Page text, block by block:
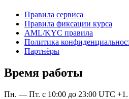
Правила сервиса
Правила фиксации курса
AML/KYC правила
Политика
Партнёры
Время работы
Пн. — Пт. с 10:00 до 23:00 UTC +1.